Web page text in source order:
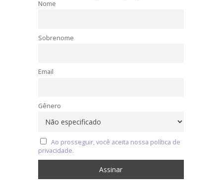
Nome
Sobrenome
Email
Gênero
Ao prosseguir, você aceita nossa política de
privacidade.